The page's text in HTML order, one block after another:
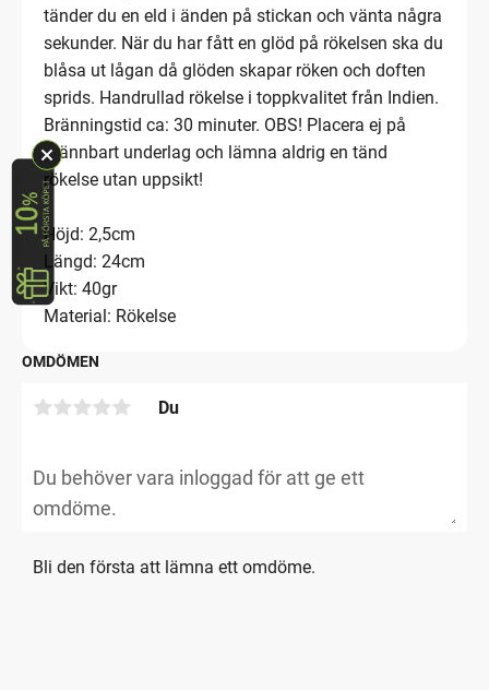
tänder du en eld i änden på stickan och vänta några
sekunder. När du har fått en glöd på rökelsen ska du
blåsa ut lågan då glöden skapar röken och doften
sprids. Handrullad rökelse i toppkvalitet från Indien.
Bränningstid ca: 30 minuter. OBS! Placera ej på
brännbart underlag och lämna aldrig en tänd
rökelse utan uppsikt!
Höjd: 2,5cm
Längd: 24cm
Vikt: 40gr
Material: Rökelse
OMDÖMEN
Du
Bli den första att lämna ett omdöme.